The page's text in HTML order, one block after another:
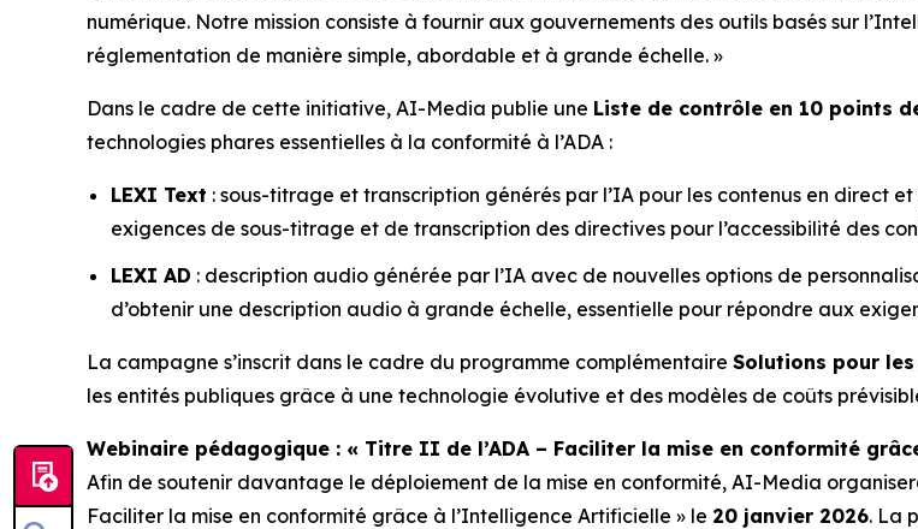
numérique. Notre mission consiste à fournir aux gouvernements des outils basés sur
réglementation de manière simple, abordable et à grande échelle. »
Dans le cadre de cette initiative, AI-Media publie une Liste de contrôle en 10 points
technologies phares essentielles à la conformité à l’ADA :
LEXI Text : sous-titrage et transcription générés par l’IA pour les contenus en direct
exigences de sous-titrage et de transcription des directives pour l’accessibilité des
LEXI AD : description audio générée par l’IA avec de nouvelles options de
d’obtenir une description audio à grande échelle, essentielle pour répondre aux
La campagne s’inscrit dans le cadre du programme complémentaire Solutions pour
les entités publiques grâce à une technologie évolutive et des modèles de coûts
Webinaire pédagogique : « Titre II de l’ADA – Faciliter la mise en conformité
Afin de soutenir davantage le déploiement de la mise en conformité, AI-Media
Faciliter la mise en conformité grâce à l’Intelligence Artificielle » le 20 janvier 2026. La